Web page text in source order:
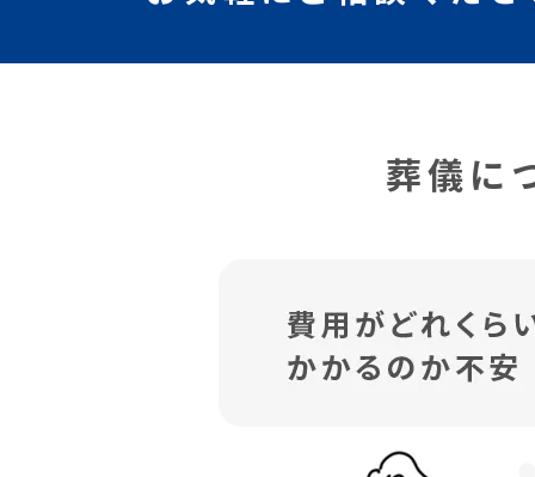
葬儀に